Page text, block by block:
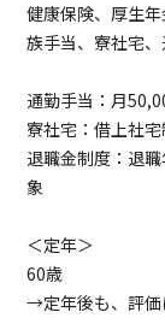
健康保険、厚生
族手当、寮社宅
通勤手当：月
寮社宅：借上社
退職金制度：退
象
＜定年＞
60歳
→定年後も、評価